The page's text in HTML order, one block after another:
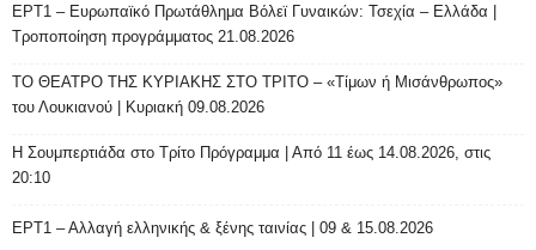
ΕΡΤ1 – Ευρωπαϊκό Πρωτάθλημα Βόλεϊ Γυναικών: Τσεχία – Ελλάδα |
Τροποποίηση προγράμματος 21.08.2026
ΤΟ ΘΕΑΤΡΟ ΤΗΣ ΚΥΡΙΑΚΗΣ ΣΤΟ ΤΡΙΤΟ – «Τίμων ή Μισάνθρωπος»
του Λουκιανού | Κυριακή 09.08.2026
H Σουμπερτιάδα στο Τρίτο Πρόγραμμα | Από 11 έως 14.08.2026, στις
20:10
ΕΡΤ1 – Αλλαγή ελληνικής & ξένης ταινίας | 09 & 15.08.2026